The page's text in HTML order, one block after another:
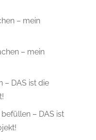
– mein
– mein
– DAS ist die
– DAS ist